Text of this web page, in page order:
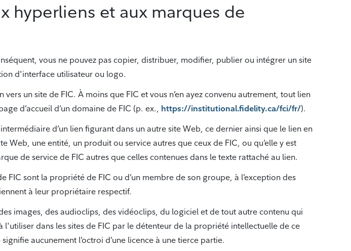
hyperliens et aux marques de
vous ne pouvez pas copier, distribuer, modifier, publier ou intégrer un site
d'interface utilisateur ou logo.
un site de FIC. À moins que FIC et vous n’en ayez convenu autrement, tout lien
d’accueil d’un domaine de FIC (p. ex., https://institutional.fidelity.ca/fci/fr/).
d’un lien figurant dans un autre site Web, ce dernier ainsi que le lien en
Web, une entité, un produit ou service autres que ceux de FIC, ou qu’elle y est
de service de FIC autres que celles contenues dans le texte rattaché au lien.
sont la propriété de FIC ou d’un membre de son groupe, à l’exception des
à leur propriétaire respectif.
images, des audioclips, des vidéoclips, du logiciel et de tout autre contenu qui
dans les sites de FIC par le détenteur de la propriété intellectuelle de ce
aucunement l’octroi d’une licence à une tierce partie.